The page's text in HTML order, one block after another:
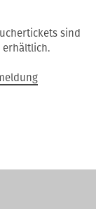
sind
erhältlich.